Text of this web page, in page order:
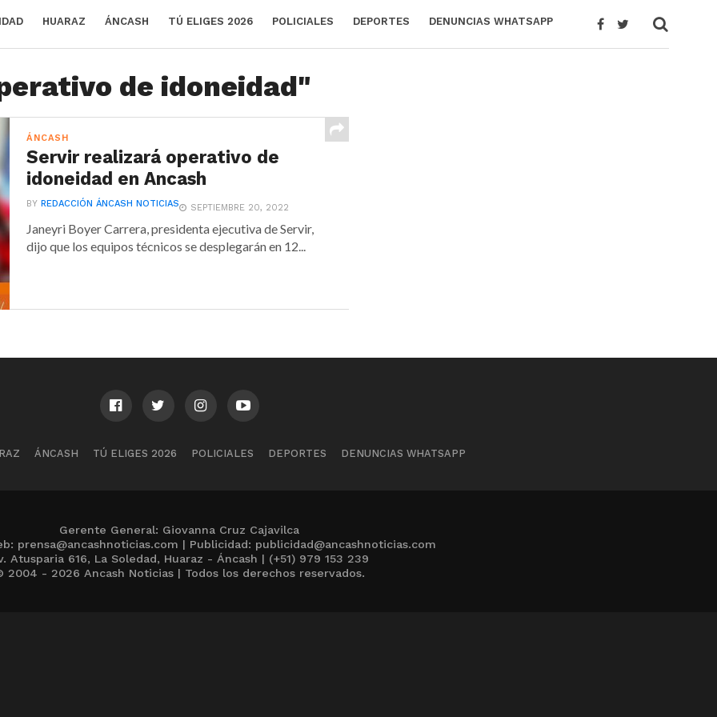
HUARAZ ÁNCASH TÚ ELIGES 2026 POLICIALES DEPORTES DENUNCIAS WHATSAPP
de idoneidad"
ÁNCASH
Servir realizará operativo de
idoneidad en Ancash
BYREDACCIÓN ÁNCASH NOTICIAS SEPTIEMBRE 20, 2022
Janeyri Boyer Carrera, presidenta ejecutiva de Servir,
dijo que los equipos técnicos se desplegarán en 12...
ÁNCASH TÚ ELIGES 2026 POLICIALES DEPORTES DENUNCIAS WHATSAPP
Gerente General: Giovanna Cruz Cajavilca
prensa@ancashnoticias.com | Publicidad: publicidad@ancashnoticias.com
Atusparia 616, La Soledad, Huaraz - Áncash | (+51) 979 153 239
2004 - 2026 Ancash Noticias | Todos los derechos reservados.